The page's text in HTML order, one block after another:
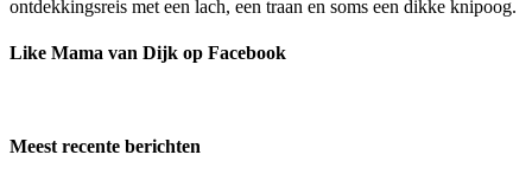
ontdekkingsreis met een lach, een traan en soms een dikke knipoog.
Like Mama van Dijk op Facebook
Meest recente berichten